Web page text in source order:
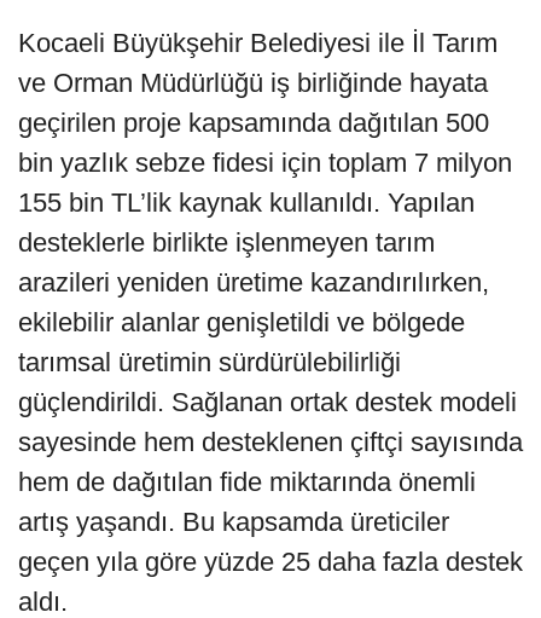
Kocaeli Büyükşehir Belediyesi ile İl Tarım
ve Orman Müdürlüğü iş birliğinde hayata
geçirilen proje kapsamında dağıtılan 500
bin yazlık sebze fidesi için toplam 7 milyon
155 bin TL’lik kaynak kullanıldı. Yapılan
desteklerle birlikte işlenmeyen tarım
arazileri yeniden üretime kazandırılırken,
ekilebilir alanlar genişletildi ve bölgede
tarımsal üretimin sürdürülebilirliği
güçlendirildi. Sağlanan ortak destek modeli
sayesinde hem desteklenen çiftçi sayısında
hem de dağıtılan fide miktarında önemli
artış yaşandı. Bu kapsamda üreticiler
geçen yıla göre yüzde 25 daha fazla destek
aldı.